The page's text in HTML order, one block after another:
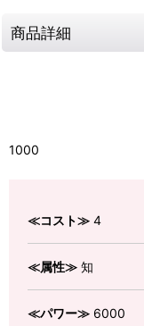
商品詳細
1000
≪コスト≫ 4
≪属性≫ 知
≪パワー≫ 6000